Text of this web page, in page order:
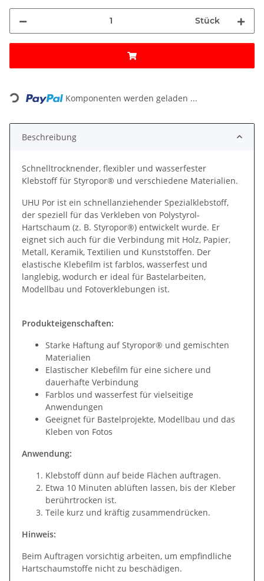
Stück
Loading... Komponenten werden geladen ...
Beschreibung
Schnelltrocknender, flexibler und wasserfester
Klebstoff für Styropor® und verschiedene Materialien.
UHU Por ist ein schnellanziehender Spezialklebstoff,
der speziell für das Verkleben von Polystyrol-
Hartschaum (z. B. Styropor®) entwickelt wurde. Er
eignet sich auch für die Verbindung mit Holz, Papier,
Metall, Keramik, Textilien und Kunststoffen. Der
elastische Klebefilm ist farblos, wasserfest und
langlebig, wodurch er ideal für Bastelarbeiten,
Modellbau und Fotoverklebungen ist.
Produkteigenschaften:
Starke Haftung auf Styropor® und gemischten
Materialien
Elastischer Klebefilm für eine sichere und
dauerhafte Verbindung
Farblos und wasserfest für vielseitige
Anwendungen
Geeignet für Bastelprojekte, Modellbau und das
Kleben von Fotos
Anwendung:
Klebstoff dünn auf beide Flächen auftragen.
Etwa 10 Minuten ablüften lassen, bis der Kleber
berührtrocken ist.
Teile kurz und kräftig zusammendrücken.
Hinweis:
Beim Auftragen vorsichtig arbeiten, um empfindliche
Hartschaumstoffe nicht zu beschädigen.